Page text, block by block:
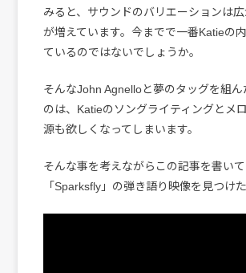
みると、サウンドのバリエーションは
が増えています。今までで一番Katieの
ているのではないでしょうか。
そんなJohn Agnelloと夢のタッグを組
のは、Katieのソングライティングとメ
源も欲しくなってしまいます。
そんな事を考えながらこの記事を書い
「Sparksfly」の弾き語り映像を見つけ